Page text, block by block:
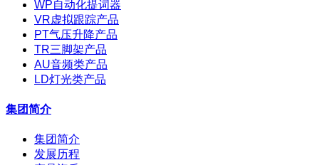
WP自动化提词器
VR虚拟跟踪产品
PT气压升降产品
TR三脚架产品
AU音频类产品
LD灯光类产品
集团简介
集团简介
发展历程